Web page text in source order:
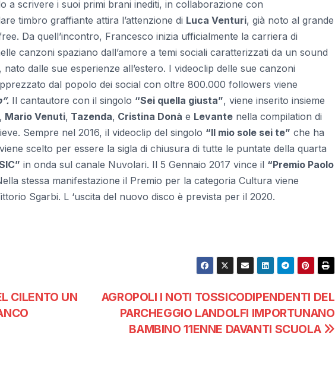
a scrivere i suoi primi brani inediti, in collaborazione con
timbro graffiante attira l’attenzione di Luca Venturi, già noto al grande
Da quell’incontro, Francesco inizia ufficialmente la carriera di
canzoni spaziano dall’amore a temi sociali caratterizzati da un sound
dalle sue esperienze all’estero. I videoclip delle sue canzoni
dal popolo dei social con oltre 800.000 followers viene
Il cantautore con il singolo “Sei quella giusta”, viene inserito insieme
, Mario Venuti, Tazenda, Cristina Donà e Levante nella compilation di
Sempre nel 2016, il videoclip del singolo “Il mio sole sei te” che ha
scelto per essere la sigla di chiusura di tutte le puntate della quarta
in onda sul canale Nuvolari. Il 5 Gennaio 2017 vince il “Premio Paolo
stessa manifestazione il Premio per la categoria Cultura viene
Sgarbi. L ‘uscita del nuovo disco è prevista per il 2020.
AGROPOLI I NOTI TOSSICODIPENDENTI DEL
PARCHEGGIO LANDOLFI IMPORTUNANO
BAMBINO 11ENNE DAVANTI SCUOLA
CILENTO UN